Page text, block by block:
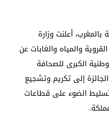
أعلنت وزارة
والمياه والغابات عن
الكبرى للصحافة
إلى تكريم وتشجيع
الضوء على قطاعات